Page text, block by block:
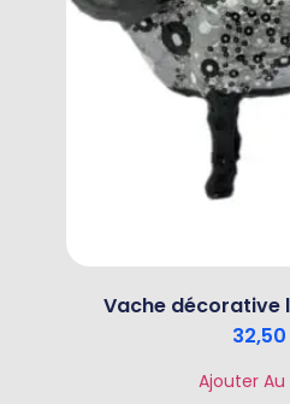
Vache décorative
32,50
Ajouter Au